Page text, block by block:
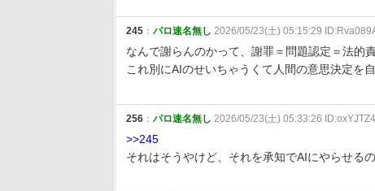
245 ： パロ速名無し 2026/05/23(土) 05:15:29
なんで謝らんのかって、謝罪＝問題認定＝法的
これ別にAIのせいちゃうくて人間の意思決定を
256 ： パロ速名無し 2026/05/23(土) 05:33:26
>>245
それはそうやけど、それを承知でAIにやらせる